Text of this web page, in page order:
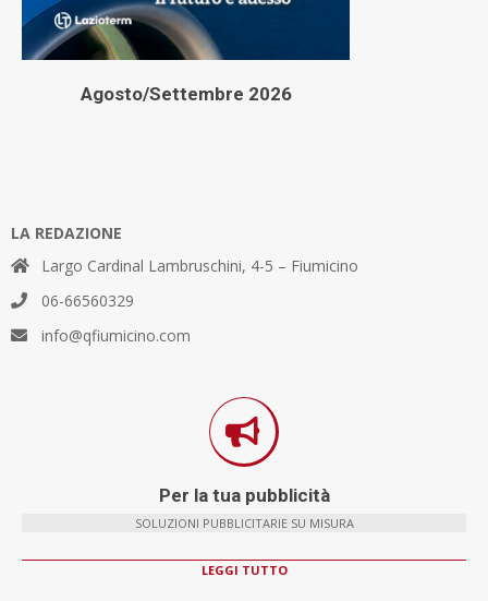
Agosto/Settembre 2026
LA REDAZIONE
Largo Cardinal Lambruschini, 4-5 – Fiumicino
06-66560329
info@qfiumicino.com
Per la tua pubblicità
SOLUZIONI PUBBLICITARIE SU MISURA
LEGGI TUTTO